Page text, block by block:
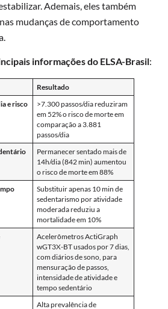
Ademais, eles também
mudanças de comportamento
informações do ELSA-Brasil:
Resultado
e risco
>7.300 passos/dia reduziram
em 52% o risco de morte em
comparação a 3.881
passos/dia
Permanecer sentado mais de
14h/dia (842 min) aumentou
o risco de morte em 88%
Substituir apenas 10 min de
sedentarismo por atividade
moderada reduziu a
mortalidade em 10%
Acelerômetros ActiGraph
wGT3X-BT usados por 7 dias,
com diários de sono, para
mensuração de passos,
intensidade de atividade e
tempo sedentário
Alta prevalência de